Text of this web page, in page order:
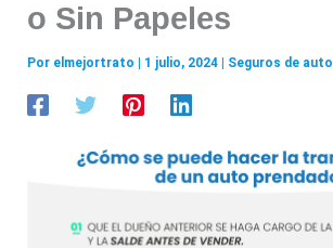
o Sin Papeles
Por elmejortrato 1 julio, 2024 Seguros de auto